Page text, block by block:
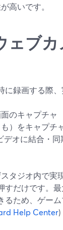
高いです。
ブ
録画する際
のキャプチャ
）をキャプチ
デオに結合・
タジオ内で実
すだけです。
るため、ゲー
Help Center)